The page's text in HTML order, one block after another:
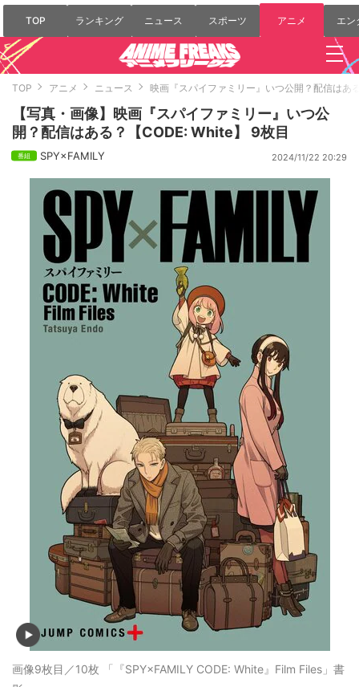
TOP ランキング ニュース スポーツ アニメ エン
TOP アニメ ニュース 映画『スパイファミリー』いつ公開？配信はあ
【写真・画像】映画『スパイファミリー』いつ公
開？配信はある？【CODE: White】 9枚目
SPY×FAMILY 2024/11/22 20:29
画像9枚目／10枚 「『SPY×FAMILY CODE: White』Film Files」書